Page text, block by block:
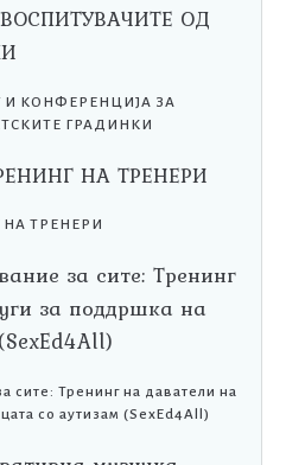
И КОНФЕРЕНЦИЈА ЗА
ГРАДИНКИ
НА ТРЕНЕРИ
сите: Тренинг на даватели на
со аутизам (SexEd4All)